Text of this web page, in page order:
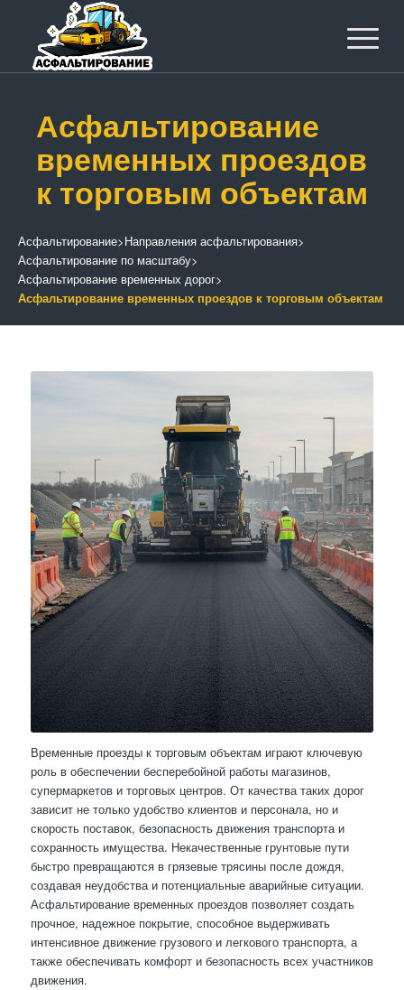
Асфальтирование
временных проездов
к торговым объектам
Асфальтирование>Направления асфальтирования>
Асфальтирование по масштабу>
Асфальтирование временных дорог>
Асфальтирование временных проездов к торговым объектам
Временные проезды к торговым объектам играют ключевую
роль в обеспечении бесперебойной работы магазинов,
супермаркетов и торговых центров. От качества таких дорог
зависит не только удобство клиентов и персонала, но и
скорость поставок, безопасность движения транспорта и
сохранность имущества. Некачественные грунтовые пути
быстро превращаются в грязевые трясины после дождя,
создавая неудобства и потенциальные аварийные ситуации.
Асфальтирование временных проездов позволяет создать
прочное, надежное покрытие, способное выдерживать
интенсивное движение грузового и легкового транспорта, а
также обеспечивать комфорт и безопасность всех участников
движения.